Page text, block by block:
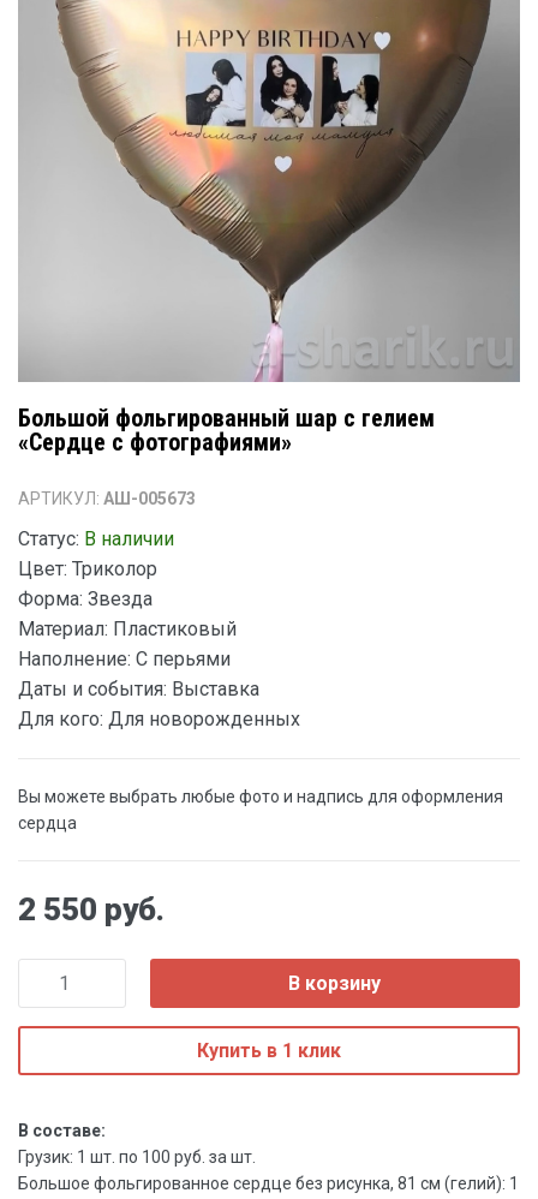
Большой фольгированный шар с гелием
«Сердце с фотографиями»
АРТИКУЛ: АШ-005673
Статус: В наличии
Цвет: Триколор
Форма: Звезда
Материал: Пластиковый
Наполнение: С перьями
Даты и события: Выставка
Для кого: Для новорожденных
Вы можете выбрать любые фото и надпись для оформления
сердца
2 550 руб.
В корзину
Купить в 1 клик
В составе:
Грузик: 1 шт. по 100 руб. за шт.
Большое фольгированное сердце без рисунка, 81 см (гелий): 1